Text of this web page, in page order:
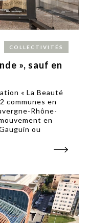
COLLECTIVITÉS
», sauf en
« La Beauté
communes en
Rhône-
en
ou